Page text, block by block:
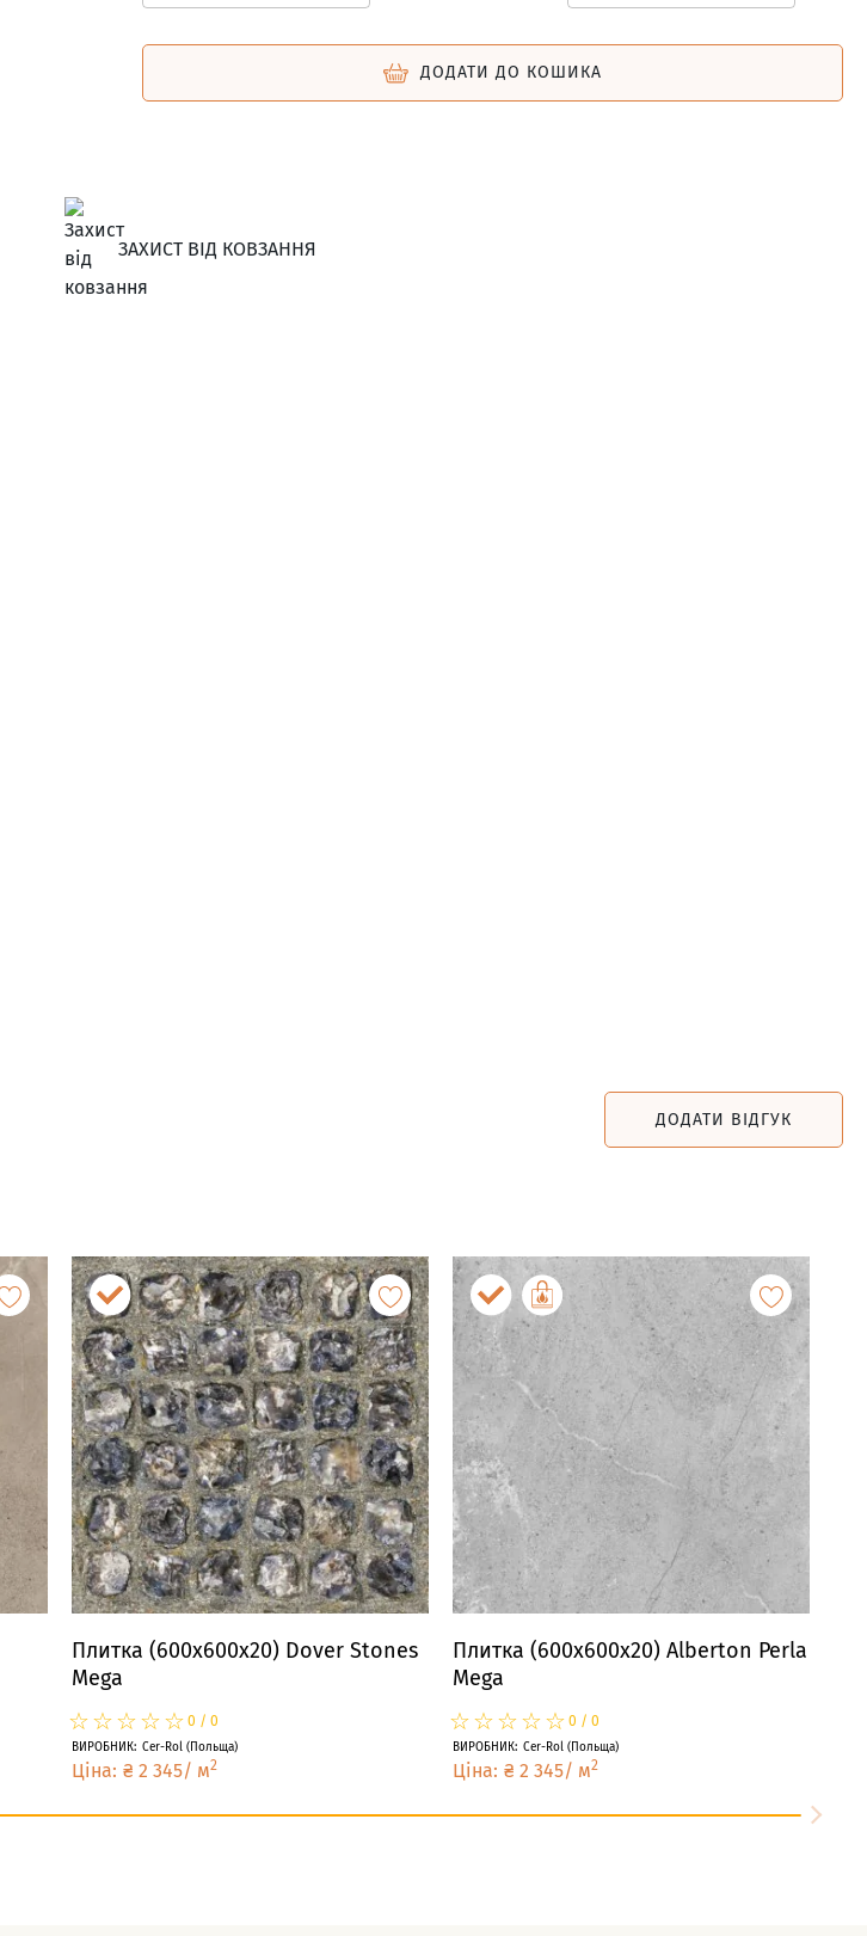
ДОДАТИ ДО КОШИКА
ЗАХИСТ ВІД КОВЗАННЯ
ДОДАТИ ВІДГУК
Плитка (600x600x20) Dover Stones
Mega
☆
★☆
★☆
★☆
★☆
★ 0 / 0
ВИРОБНИК: Cer-Rol (Польща)
Ціна: ₴ 2 345/ м2
Плитка (600x600x20) Alberton Perla
Mega
☆
★☆
★☆
★☆
★☆
★ 0 / 0
ВИРОБНИК: Cer-Rol (Польща)
Ціна: ₴ 2 345/ м2